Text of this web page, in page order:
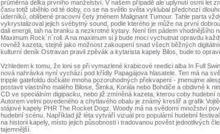
průměrná délka prvního manželství. V našem případě ale uplynutí osmi let
času totiž uběhlo od té doby, co se na světlo světa vyklubal předchozí
úderníků, oblíbené pracovní čety jménem Malignant Tumour. Tahle parta
vykrystalizoval jejich svébytný sound, podle kterého je může na první
dali energii, tah na branku a nezkrotné kytary. Není tím pádem vhodnějšího
Maximum Rock´n´roll. A na maximum si ji bude moci vychutnat opravdu
rovněž kazeta, stejně jako možnost zakoupení snad všech běžných
kulturní deník Ostravan pravil zpěvák a kytarista kapely Bilos, bude to
Vzhledem k tomu, že loni se při vymazlené krabicové reedici alba In Full
nová nahrávka nyní vychází pod křídly Papagájova hlasatele. Ten má na
tripple gatefoldu dočkáte mnoha pozoruhodných překvapení - jmenujme
postavit vlastního malého Bilose, Šimka, Korála nebo Bohdiče a obdivně k
CD ve speciálním digipacku, nebo již zmíněná kazeta, kterou coby hudební
Autorem velmi povedeného a chytlavého obalu je známý kreslíř a grafik
stájové kapely PHR The Rocket Dogz. Woody má na svědomí množství
hudební scénu. Například již léta vytváří vizuál pro populární hudební
na historii kapely, místo jejich působnosti i tradovanou pověst jednotlivých
tajemnější.